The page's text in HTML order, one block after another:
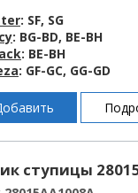
: SF, SG
: BG-BD, BE-BH
: BE-BH
: GF-GC, GG-GD
ступицы